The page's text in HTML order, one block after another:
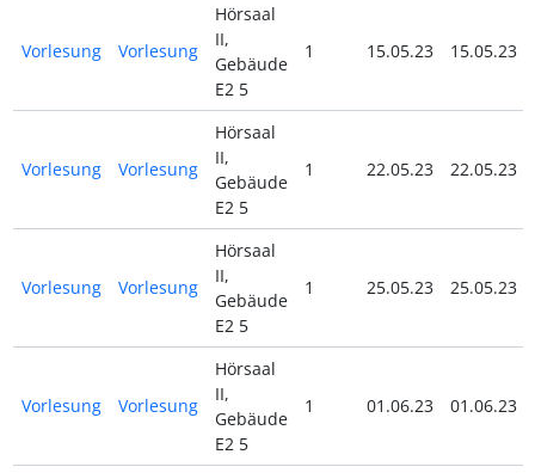
Vorlesung Vorlesung
Hörsaal
II,
Gebäude
E2 5
1 15.05.23 15.05.23
Vorlesung Vorlesung
Hörsaal
II,
Gebäude
E2 5
1 22.05.23 22.05.23
Vorlesung Vorlesung
Hörsaal
II,
Gebäude
E2 5
1 25.05.23 25.05.23
Vorlesung Vorlesung
Hörsaal
II,
Gebäude
E2 5
1 01.06.23 01.06.23